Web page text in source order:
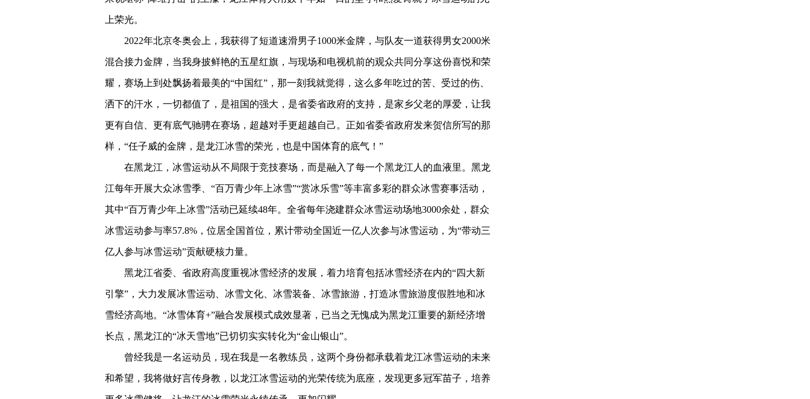
上荣光。
2022年北京冬奥会上，我获得了短道速滑男子1000米金牌，与队友一道获得男女2000米
混合接力金牌，当我身披鲜艳的五星红旗，与现场和电视机前的观众共同分享这份喜悦和荣
耀，赛场上到处飘扬着最美的“中国红”，那一刻我就觉得，这么多年吃过的苦、受过的伤、
洒下的汗水，一切都值了，是祖国的强大，是省委省政府的支持，是家乡父老的厚爱，让我
更有自信、更有底气驰骋在赛场，超越对手更超越自己。正如省委省政府发来贺信所写的那
样，“任子威的金牌，是龙江冰雪的荣光，也是中国体育的底气！”
在黑龙江，冰雪运动从不局限于竞技赛场，而是融入了每一个黑龙江人的血液里。黑龙
江每年开展大众冰雪季、“百万青少年上冰雪”“赏冰乐雪”等丰富多彩的群众冰雪赛事活动，
其中“百万青少年上冰雪”活动已延续48年。全省每年浇建群众冰雪运动场地3000余处，群众
冰雪运动参与率57.8%，位居全国首位，累计带动全国近一亿人次参与冰雪运动，为“带动三
亿人参与冰雪运动”贡献硬核力量。
黑龙江省委、省政府高度重视冰雪经济的发展，着力培育包括冰雪经济在内的“四大新
引擎”，大力发展冰雪运动、冰雪文化、冰雪装备、冰雪旅游，打造冰雪旅游度假胜地和冰
雪经济高地。“冰雪体育+”融合发展模式成效显著，已当之无愧成为黑龙江重要的新经济增
长点，黑龙江的“冰天雪地”已切切实实转化为“金山银山”。
曾经我是一名运动员，现在我是一名教练员，这两个身份都承载着龙江冰雪运动的未来
和希望，我将做好言传身教，以龙江冰雪运动的光荣传统为底座，发现更多冠军苗子，培养